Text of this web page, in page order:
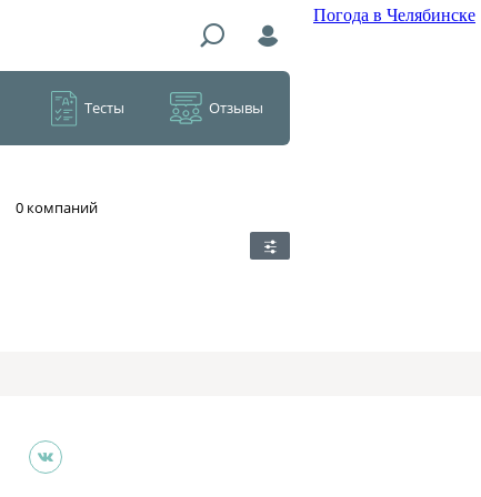
Погода в Челябинске
Тесты Отзывы
​0 компаний